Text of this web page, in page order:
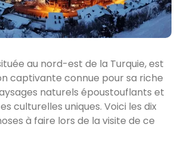
au nord-est de la Turquie, est
captivante connue pour sa riche
naturels époustouflants et
culturelles uniques. Voici les dix
à faire lors de la visite de ce